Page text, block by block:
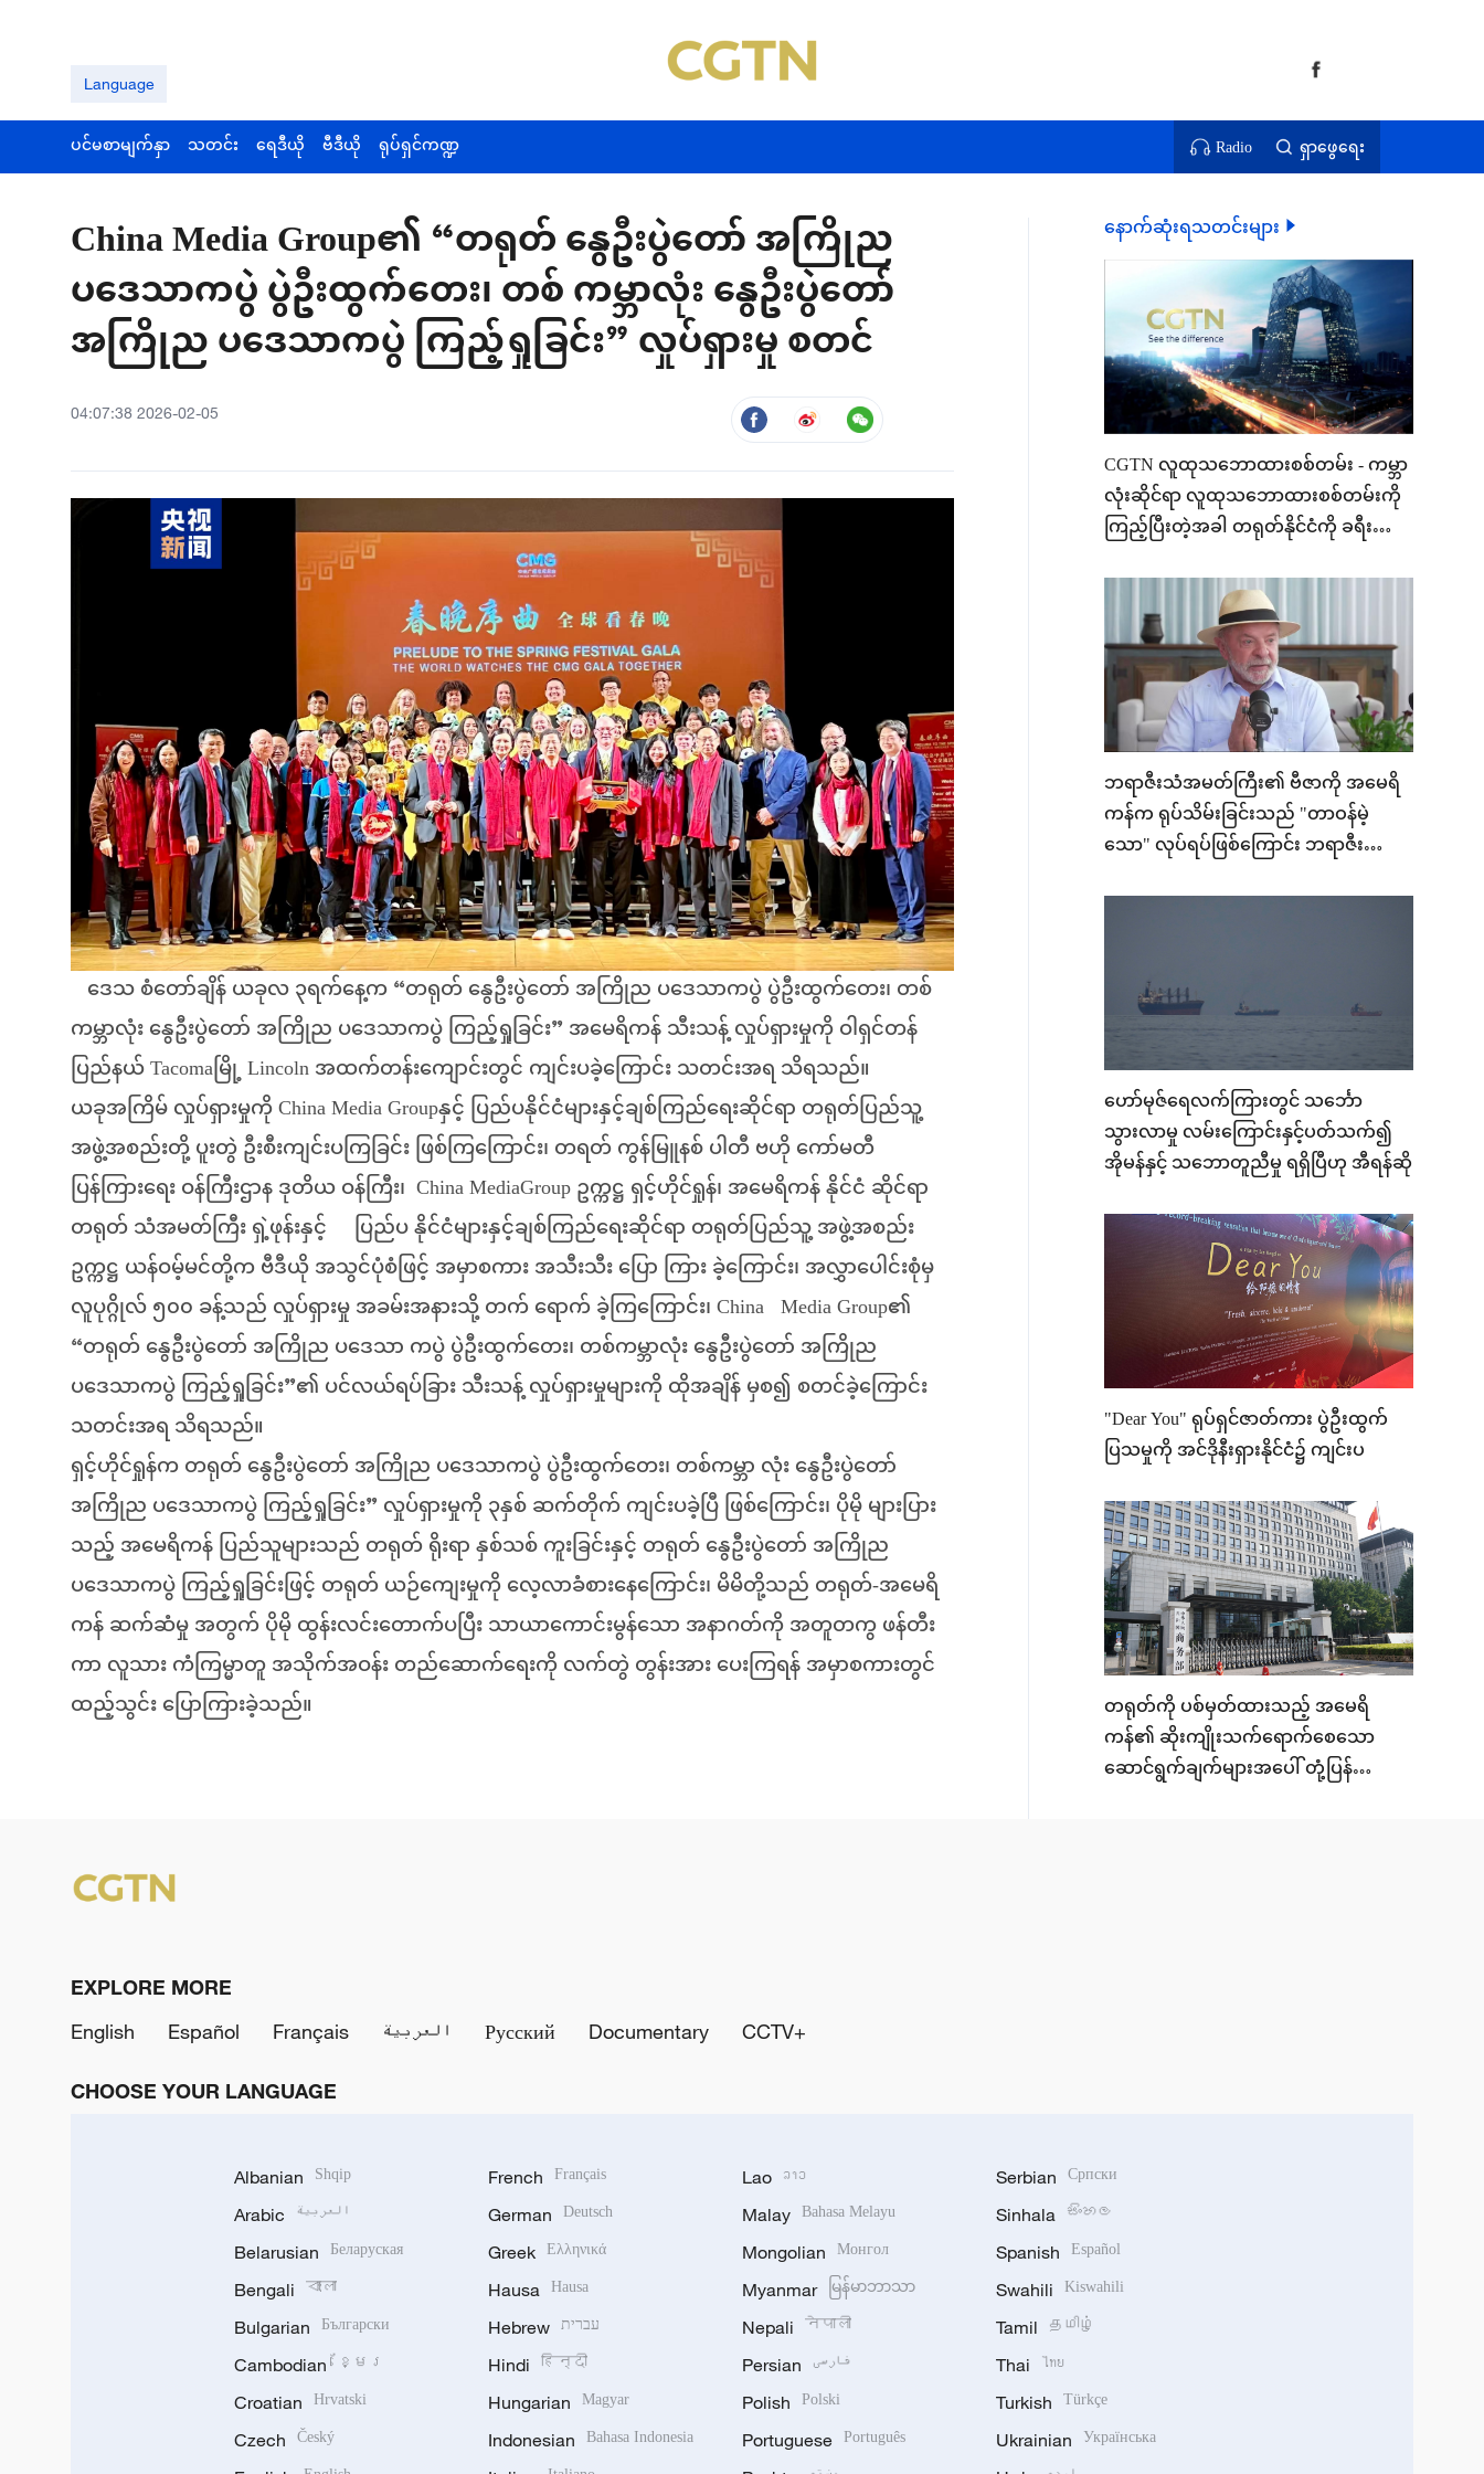
Language
ပင်မစာမျက်နှာ သတင်း ရေဒီယို ဗီဒီယို ရုပ်ရှင်ကဏ္ဍ Radio ရှာဖွေရေး
China Media Group၏ “တရုတ် နွေဦးပွဲတော် အကြိုည
ပဒေသာကပွဲ ပွဲဦးထွက်တေး၊ တစ် ကမ္ဘာလုံး နွေဦးပွဲတော်
အကြိုည ပဒေသာကပွဲ ကြည့်ရှုခြင်း” လှုပ်ရှားမှု စတင်
04:07:38 2026-02-05
ဒေသ စံတော်ချိန် ယခုလ ၃ရက်နေ့က “တရုတ် နွေဦးပွဲတော် အကြိုည ပဒေသာကပွဲ ပွဲဦးထွက်တေး၊ တစ်
ကမ္ဘာလုံး နွေဦးပွဲတော် အကြိုည ပဒေသာကပွဲ ကြည့်ရှုခြင်း” အမေရိကန် သီးသန့် လှုပ်ရှားမှုကို ဝါရှင်တန်
ပြည်နယ် Tacomaမြို့ Lincoln အထက်တန်းကျောင်းတွင် ကျင်းပခဲ့ကြောင်း သတင်းအရ သိရသည်။
ယခုအကြိမ် လှုပ်ရှားမှုကို China Media Groupနှင့် ပြည်ပနိုင်ငံများနှင့်ချစ်ကြည်ရေးဆိုင်ရာ တရုတ်ပြည်သူ့
အဖွဲ့အစည်းတို့ ပူးတွဲ ဦးစီးကျင်းပကြခြင်း ဖြစ်ကြကြောင်း၊ တရတ် ကွန်မြူနစ် ပါတီ ဗဟို ကော်မတီ
ပြန်ကြားရေး ဝန်ကြီးဌာန ဒုတိယ ဝန်ကြီး၊ China MediaGroup ဥက္ကဋ္ဌ ရှင့်ဟိုင်ရှုန်၊ အမေရိကန် နိုင်ငံ ဆိုင်ရာ
တရုတ် သံအမတ်ကြီး ရှဲ့ဖုန်းနှင့် ပြည်ပ နိုင်ငံများနှင့်ချစ်ကြည်ရေးဆိုင်ရာ တရုတ်ပြည်သူ့ အဖွဲ့အစည်း
ဥက္ကဋ္ဌ ယန်ဝမ့်မင်တို့က ဗီဒီယို အသွင်ပုံစံဖြင့် အမှာစကား အသီးသီး ပြော ကြား ခဲ့ကြောင်း၊ အလွှာပေါင်းစုံမှ
လူပုဂ္ဂိုလ် ၅၀၀ ခန့်သည် လှုပ်ရှားမှု အခမ်းအနားသို့ တက် ရောက် ခဲ့ကြကြောင်း၊ China Media Group၏
“တရုတ် နွေဦးပွဲတော် အကြိုည ပဒေသာ ကပွဲ ပွဲဦးထွက်တေး၊ တစ်ကမ္ဘာလုံး နွေဦးပွဲတော် အကြိုည
ပဒေသာကပွဲ ကြည့်ရှုခြင်း”၏ ပင်လယ်ရပ်ခြား သီးသန့် လှုပ်ရှားမှုများကို ထိုအချိန် မှစ၍ စတင်ခဲ့ကြောင်း
သတင်းအရ သိရသည်။
ရှင့်ဟိုင်ရှုန်က တရုတ် နွေဦးပွဲတော် အကြိုည ပဒေသာကပွဲ ပွဲဦးထွက်တေး၊ တစ်ကမ္ဘာ လုံး နွေဦးပွဲတော်
အကြိုည ပဒေသာကပွဲ ကြည့်ရှုခြင်း” လှုပ်ရှားမှုကို ၃နှစ် ဆက်တိုက် ကျင်းပခဲ့ပြီ ဖြစ်ကြောင်း၊ ပိုမို များပြား
သည့် အမေရိကန် ပြည်သူများသည် တရုတ် ရိုးရာ နှစ်သစ် ကူးခြင်းနှင့် တရုတ် နွေဦးပွဲတော် အကြိုည
ပဒေသာကပွဲ ကြည့်ရှုခြင်းဖြင့် တရုတ် ယဉ်ကျေးမှုကို လေ့လာခံစားနေကြောင်း၊ မိမိတို့သည် တရုတ်-အမေရိ
ကန် ဆက်ဆံမှု အတွက် ပိုမို ထွန်းလင်းတောက်ပပြီး သာယာကောင်းမွန်သော အနာဂတ်ကို အတူတကွ ဖန်တီး
ကာ လူသား ကံကြမ္မာတူ အသိုက်အဝန်း တည်ဆောက်ရေးကို လက်တွဲ တွန်းအား ပေးကြရန် အမှာစကားတွင်
ထည့်သွင်း ပြောကြားခဲ့သည်။
နောက်ဆုံးရသတင်းများ
CGTN လူထုသဘောထားစစ်တမ်း - ကမ္ဘာ
လုံးဆိုင်ရာ လူထုသဘောထားစစ်တမ်းကို
ကြည့်ပြီးတဲ့အခါ တရုတ်နိုင်ငံကို ခရီး
ဘရာဇီးသံအမတ်ကြီး၏ ဗီဇာကို အမေရိ
ကန်က ရုပ်သိမ်းခြင်းသည် "တာဝန်မဲ့
သော" လုပ်ရပ်ဖြစ်ကြောင်း ဘရာဇီး
ဟော်မုဇ်ရေလက်ကြားတွင် သင်္ဘော
သွားလာမှု လမ်းကြောင်းနှင့်ပတ်သက်၍
အိုမန်နှင့် သဘောတူညီမှု ရရှိပြီဟု အီရန်ဆို
"Dear You" ရုပ်ရှင်ဇာတ်ကား ပွဲဦးထွက်
ပြသမှုကို အင်ဒိုနီးရှားနိုင်ငံ၌ ကျင်းပ
တရုတ်ကို ပစ်မှတ်ထားသည့် အမေရိ
ကန်၏ ဆိုးကျိုးသက်ရောက်စေသော
ဆောင်ရွက်ချက်များအပေါ် တုံ့ပြန်
EXPLORE MORE
English
Español Français العربية Русский Documentary CCTV+
CHOOSE YOUR LANGUAGE
Albanian Shqip
Arabic العربية
Belarusian Беларуская
Bengali বাংলা
Bulgarian Български
Cambodian ខ្មែរ
Croatian Hrvatski
Czech Český
French Français
German Deutsch
Greek Ελληνικά
Hausa Hausa
Hebrew עברית
Hindi हिन्दी
Hungarian Magyar
Indonesian Bahasa Indonesia
Lao ລາວ
Malay Bahasa Melayu
Mongolian Монгол
Myanmar မြန်မာဘာသာ
Nepali नेपाली
Persian فارسی
Polish Polski
Portuguese Português
Serbian Српски
Sinhala සිංහල
Spanish Español
Swahili Kiswahili
Tamil தமிழ்
Thai ไทย
Turkish Türkçe
Ukrainian Українська